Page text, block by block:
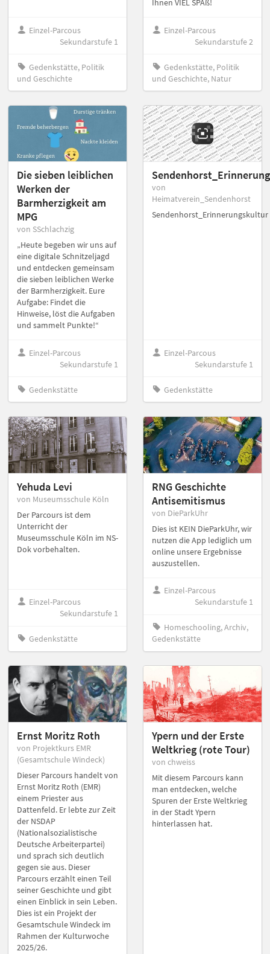
Einzel-Parcous
Sekundarstufe 1
Gedenkstätte, Politik
und Geschichte
Ihnen VIEL SPAß!
Einzel-Parcous
Sekundarstufe 2
Gedenkstätte, Politik
und Geschichte, Natur
Die sieben leiblichen
Werken der
Barmherzigkeit am
MPG
von SSchlachzig
„Heute begeben wir uns auf
eine digitale Schnitzeljagd
und entdecken gemeinsam
die sieben leiblichen Werke
der Barmherzigkeit. Eure
Aufgabe: Findet die
Hinweise, löst die Aufgaben
und sammelt Punkte!“
Einzel-Parcous
Sekundarstufe 1
Gedenkstätte
von
Heimatverein_Sendenhorst
Sendenhorst_Erinnerungskultur
Einzel-Parcous
Sekundarstufe 1
Gedenkstätte
Yehuda Levi
von Museumsschule Köln
Der Parcours ist dem
Unterricht der
Museumsschule Köln im NS-
Dok vorbehalten.
Einzel-Parcous
Sekundarstufe 1
Gedenkstätte
RNG Geschichte
Antisemitismus
von DieParkUhr
Dies ist KEIN DieParkUhr, wir
nutzen die App lediglich um
online unsere Ergebnisse
auszustellen.
Einzel-Parcous
Sekundarstufe 1
Homeschooling, Archiv,
Gedenkstätte
Ernst Moritz Roth
von Projektkurs EMR
(Gesamtschule Windeck)
Dieser Parcours handelt von
Ernst Moritz Roth (EMR)
einem Priester aus
Dattenfeld. Er lebte zur Zeit
der NSDAP
(Nationalsozialistische
Deutsche Arbeiterpartei)
und sprach sich deutlich
gegen sie aus. Dieser
Parcours erzählt einen Teil
seiner Geschichte und gibt
einen Einblick in sein Leben.
Dies ist ein Projekt der
Gesamtschule Windeck im
Rahmen der Kulturwoche
2025/26.
Ypern und der Erste
Weltkrieg (rote Tour)
von chweiss
Mit diesem Parcours kann
man entdecken, welche
Spuren der Erste Weltkrieg
in der Stadt Ypern
hinterlassen hat.